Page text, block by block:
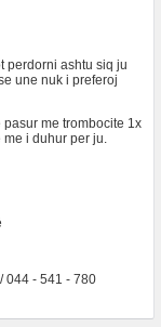
perdorni ashtu siq ju
une nuk i preferoj
me trombocite 1x
me i duhur per ju.
044 - 541 - 780